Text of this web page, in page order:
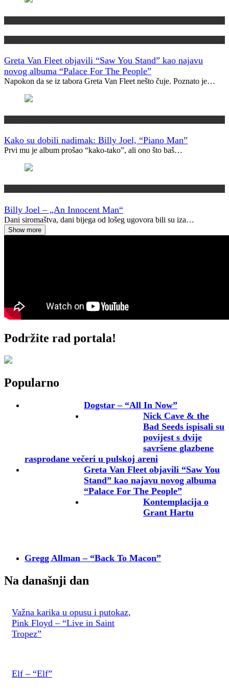
Greta Van Fleet objavili “Saw You Stand” kao najavu
novog albuma “Palace For The People”
Napokon da se iz tabora Greta Van Fleet nešto čuje. Poznato je…
Kako su dobili nadimak: Billy Joel, “Piano Man”
Prvi mu je album prošao “kako-tako”, ali ono što baš…
Billy Joel – „An Innocent Man“
Dani siromaštva, dani bijega od lošeg ugovora bili su iza…
Show more
Podržite rad portala!
Popularno
Dogstar – “All In Now”
Nick Cave & the
Bad Seeds ispisali su
povijest s dvije
savršene glazbene
rasprodane večeri u pulskoj areni
Greta Van Fleet objavili “Saw You
Stand” kao najavu novog albuma
“Palace For The People”
Kontemplacija o
Grant Hartu
Gregg Allman – “Back To Macon”
Na današnji dan
Važna karika u opusu i putokaz,
Pink Floyd – “Live in Saint
Tropez”
Elf – “Elf”